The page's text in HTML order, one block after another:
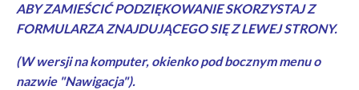
ABY ZAMIEŚCIĆ PODZIĘKOWANIE SKORZYSTAJ Z
FORMULARZA ZNAJDUJĄCEGO SIĘ Z LEWEJ STRONY.
(W wersji na komputer, okienko pod bocznym menu o
nazwie "Nawigacja").